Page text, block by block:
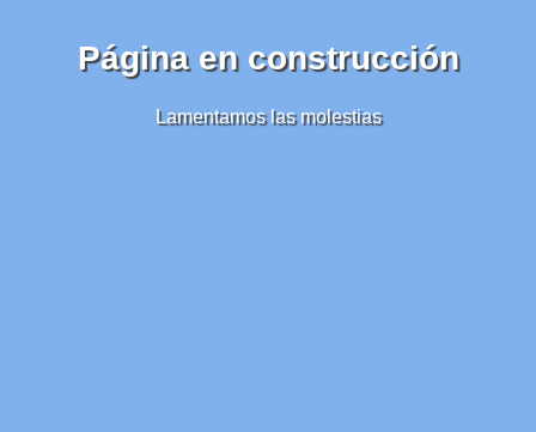
Página en construcción
Lamentamos las molestias